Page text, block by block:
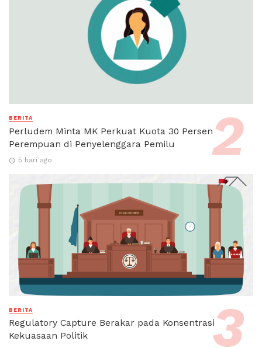
BERITA
Perludem Minta MK Perkuat Kuota 30 Persen
Perempuan di Penyelenggara Pemilu
5 hari ago
BERITA
Regulatory Capture Berakar pada Konsentrasi
Kekuasaan Politik